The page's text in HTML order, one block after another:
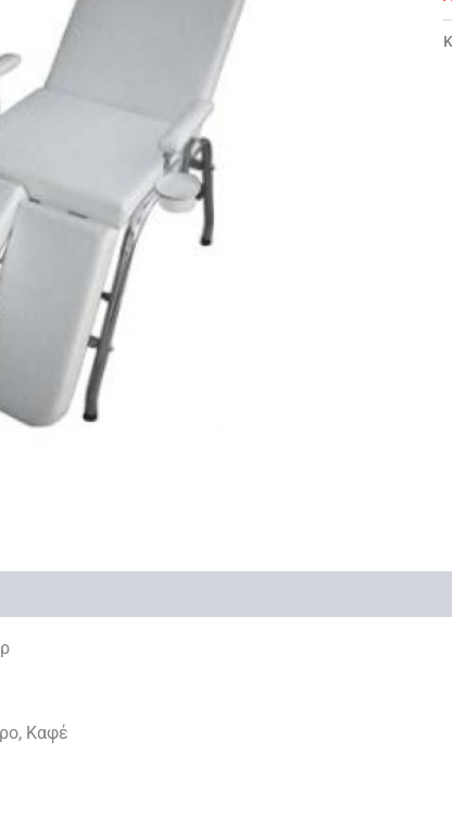
Καφέ